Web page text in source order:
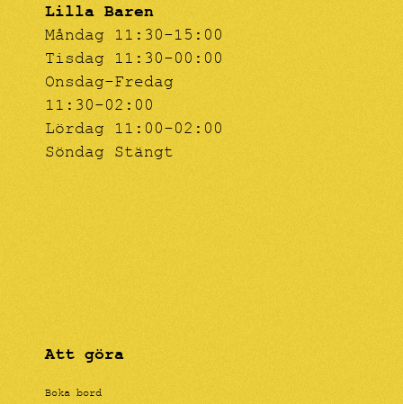
Lilla Baren
Måndag 11:30-15:00
Tisdag 11:30-00:00
Onsdag-Fredag
11:30-02:00
Lördag 11:00-02:00
Söndag Stängt
Att göra
Boka bord